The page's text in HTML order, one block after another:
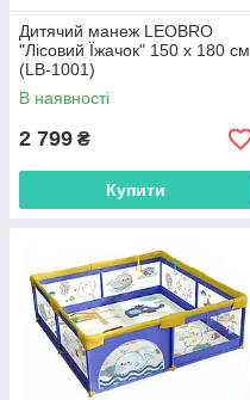
Дитячий манеж LEOBRO
"Лісовий Їжачок" 150 x 180 см
(LB-1001)
В наявності
2 799 ₴
Купити